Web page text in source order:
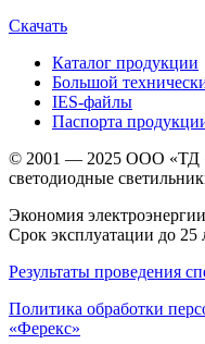
Скачать
Каталог продукции
Большой
IES-файлы
Паспорта
© 2001 — 2025 ООО «ТД
светодиодные
Экономия
Срок эксплуатации до 25
Результаты проведения
Политика обработки
«Ферекс»